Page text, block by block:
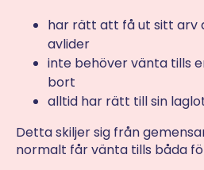
har rätt att få ut sitt arv
avlider
inte behöver vänta tills
bort
alltid har rätt till sin
Detta skiljer sig från
normalt får vänta tills båda